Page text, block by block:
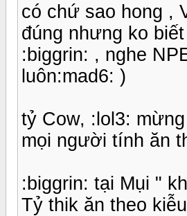
có chứ sao hong ,
đúng nhưng ko
:biggrin: , nghe
luôn:mad6: )
tỷ Cow, :lol3:
mọi người tính ăn
:biggrin: tại Mụi "
Tỷ thik ăn theo